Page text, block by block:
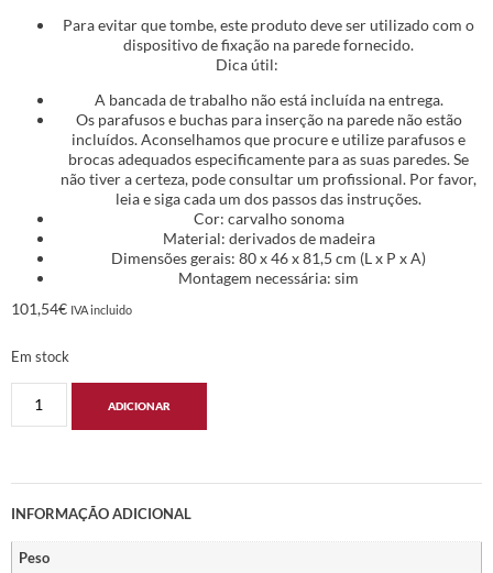
Para evitar que tombe, este produto deve ser utilizado com o
dispositivo de fixação na parede fornecido.
Dica útil:
A bancada de trabalho não está incluída na entrega.
Os parafusos e buchas para inserção na parede não estão
incluídos. Aconselhamos que procure e utilize parafusos e
brocas adequados especificamente para as suas paredes. Se
não tiver a certeza, pode consultar um profissional. Por favor,
leia e siga cada um dos passos das instruções.
Cor: carvalho sonoma
Material: derivados de madeira
Dimensões gerais: 80 x 46 x 81,5 cm (L x P x A)
Montagem necessária: sim
101,54€ IVA incluido
Em stock
ADICIONAR
INFORMAÇÃO ADICIONAL
Peso